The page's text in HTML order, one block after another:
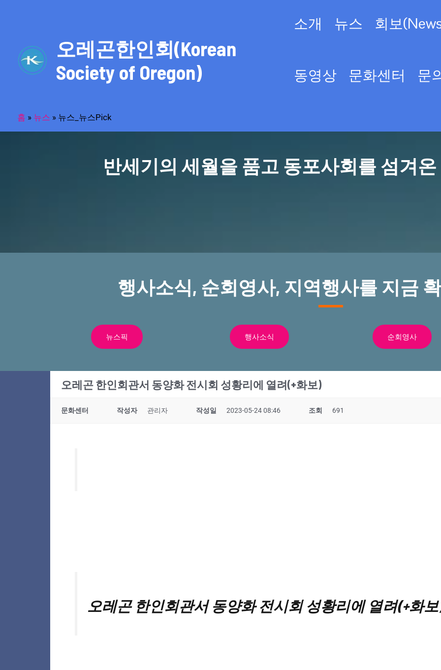
오레곤한인회(Korean
Society of Oregon)
소개 뉴스 회보
동영상 문화센터 문
홈 » 뉴스 » 뉴스_뉴스Pick
반세기의 세월을 품고 동포사회를 섬겨
행사소식, 순회영사, 지역행사를 지금
뉴스픽 행사소식 순회영사
오레곤 한인회관서 동양화 전시회 성황리에 열려(+화보)
문화센터 작성자 관리자 작성일 2023-05-24 08:46 조회 691
오레곤 한인회관서 동양화 전시회 성황리에 열려(+화